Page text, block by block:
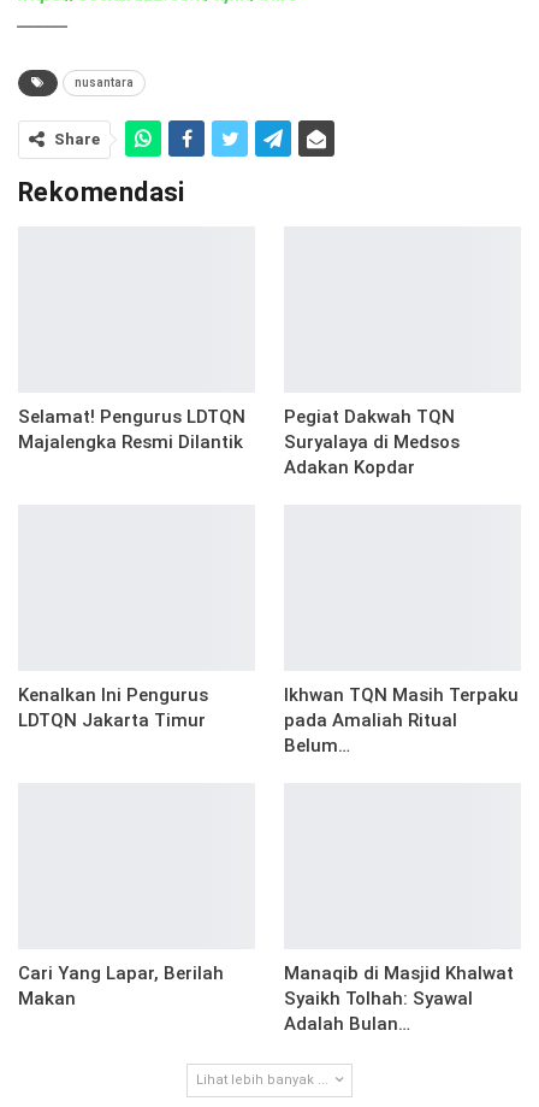
nusantara
Share
Rekomendasi
Selamat! Pengurus LDTQN
Majalengka Resmi Dilantik
Pegiat Dakwah TQN
Suryalaya di Medsos
Adakan Kopdar
Kenalkan Ini Pengurus
LDTQN Jakarta Timur
Ikhwan TQN Masih Terpaku
pada Amaliah Ritual
Belum…
Cari Yang Lapar, Berilah
Makan
Manaqib di Masjid Khalwat
Syaikh Tolhah: Syawal
Adalah Bulan…
Lihat lebih banyak ...